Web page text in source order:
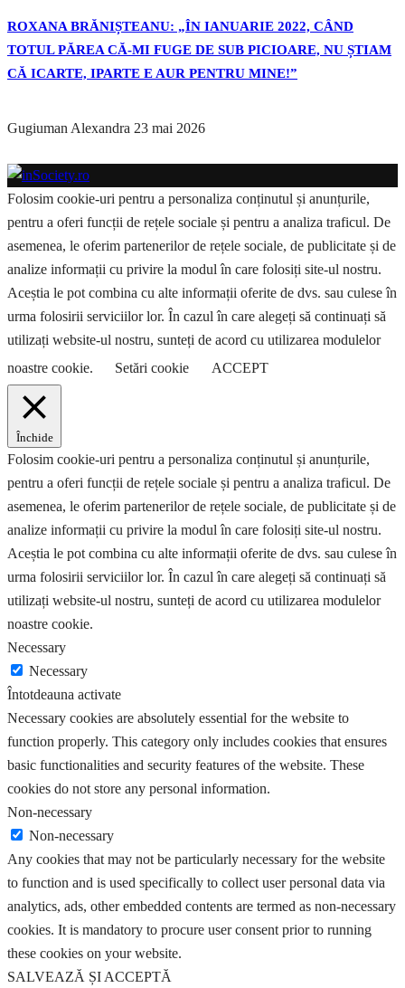
ROXANA BRĂNIȘTEANU: „ÎN IANUARIE 2022, CÂND
TOTUL PĂREA CĂ-MI FUGE DE SUB PICIOARE, NU ȘTIAM
CĂ ICARTE, IPARTE E AUR PENTRU MINE!”
Gugiuman Alexandra 23 mai 2026
Folosim cookie-uri pentru a personaliza conținutul și anunțurile,
pentru a oferi funcții de rețele sociale și pentru a analiza traficul. De
asemenea, le oferim partenerilor de rețele sociale, de publicitate și de
analize informații cu privire la modul în care folosiți site-ul nostru.
Aceștia le pot combina cu alte informații oferite de dvs. sau culese în
urma folosirii serviciilor lor. În cazul în care alegeți să continuați să
utilizați website-ul nostru, sunteți de acord cu utilizarea modulelor
noastre cookie.
Setări cookie ACCEPT
Închide
Folosim cookie-uri pentru a personaliza conținutul și anunțurile,
pentru a oferi funcții de rețele sociale și pentru a analiza traficul. De
asemenea, le oferim partenerilor de rețele sociale, de publicitate și de
analize informații cu privire la modul în care folosiți site-ul nostru.
Aceștia le pot combina cu alte informații oferite de dvs. sau culese în
urma folosirii serviciilor lor. În cazul în care alegeți să continuați să
utilizați website-ul nostru, sunteți de acord cu utilizarea modulelor
noastre cookie.
Necessary
Necessary
Întotdeauna activate
Necessary cookies are absolutely essential for the website to
function properly. This category only includes cookies that ensures
basic functionalities and security features of the website. These
cookies do not store any personal information.
Non-necessary
Non-necessary
Any cookies that may not be particularly necessary for the website
to function and is used specifically to collect user personal data via
analytics, ads, other embedded contents are termed as non-necessary
cookies. It is mandatory to procure user consent prior to running
these cookies on your website.
SALVEAZĂ ȘI ACCEPTĂ